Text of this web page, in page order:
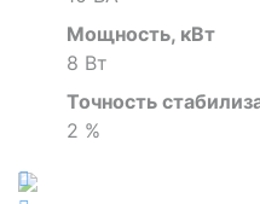
Мощность, кВт
8 Вт
Точность
2 %